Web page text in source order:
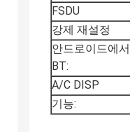
FSDU
강제 재설정
안드로이드에
BT:
A/C DISP
기능: